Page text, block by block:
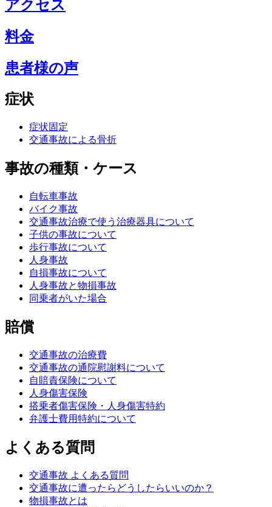
アクセス
料金
患者様の声
症状
症状固定
交通事故による骨折
事故の種類・ケース
自転車事故
バイク事故
交通事故治療で使う治療器具について
子供の事故について
歩行事故について
人身事故
自損事故について
人身事故と物損事故
同乗者がいた場合
賠償
交通事故の治療費
交通事故の通院慰謝料について
自賠責保険について
人身傷害保険
搭乗者傷害保険・人身傷害特約
弁護士費用特約について
よくある質問
交通事故 よくある質問
交通事故に遭ったらどうしたらいいのか？
物損事故とは